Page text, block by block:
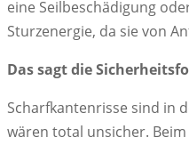
eine Seilbeschädigung
Sturzenergie, da sie von
Das sagt die
Scharfkantenrisse sind in
wären total unsicher.